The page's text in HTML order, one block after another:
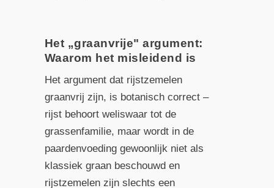
Het „graanvrije" argument:
Waarom het misleidend is
Het argument dat rijstzemelen
graanvrij zijn, is botanisch correct –
rijst behoort weliswaar tot de
grassenfamilie, maar wordt in de
paardenvoeding gewoonlijk niet als
klassiek graan beschouwd en
rijstzemelen zijn slechts een